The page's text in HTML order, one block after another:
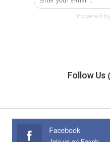
Powered by
Follow Us
Facebook